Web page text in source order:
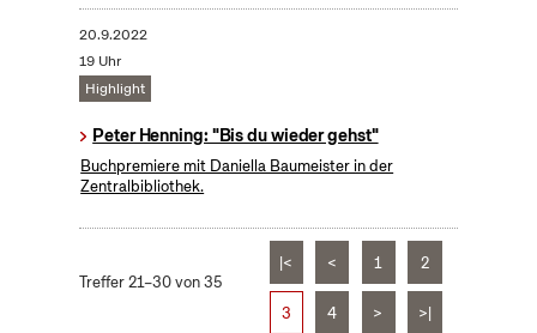
20.9.2022
19 Uhr
Highlight
Peter Henning: "Bis du wieder gehst"
Buchpremiere mit Daniella Baumeister in der
Zentralbibliothek.
Treffer 21–30 von 35
|< < 1 2
3 4 > >|